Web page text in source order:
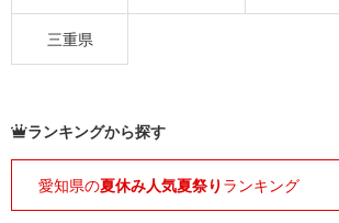
三重県
ランキングから探す
愛知県の夏休み人気夏祭り ランキング